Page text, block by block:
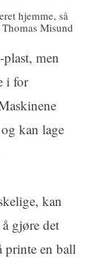
hjemme, så
Misund
men
i for
kan lage
kan
gjøre det
printe en ball